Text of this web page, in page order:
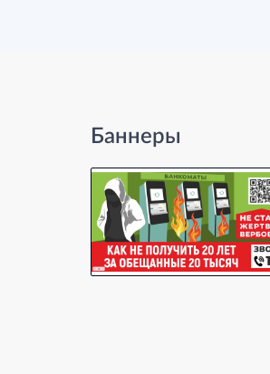
Баннеры